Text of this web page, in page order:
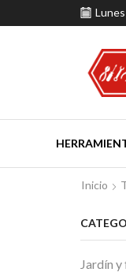
Inicio
Jardín